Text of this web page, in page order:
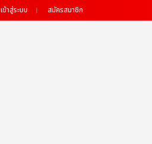
เข้าสู่ระบบ สมัครสมาชิก